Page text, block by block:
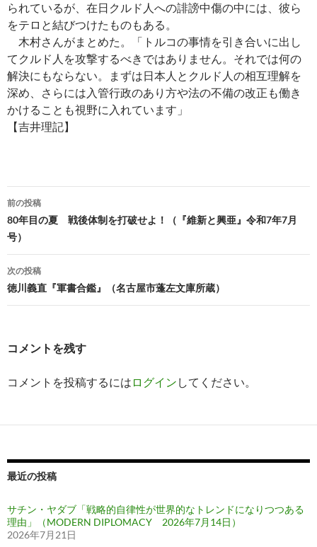
られているが、在日クルド人への誹謗中傷の中には、彼ら
をテロと結びつけたものもある。
木村さんがまとめた。「トルコの事情を引き合いに出し
てクルド人を攻撃するべきではありません。それでは何の
解決にもならない。まずは日本人とクルド人の相互理解を
深め、さらには入管行政のあり方や法の不備の改正も働き
かけることも視野に入れています」
【吉井理記】
投
稿
ナ
ビ
ゲ
シ
前の投稿
80年目の夏 戦後体制を打破せよ！（『維新と興亜』令和7年7月
号）
次の投稿
徳川義直『軍書合鑑』（名古屋市蓬左文庫所蔵）
コメントを残す
コメントを投稿するには ログイン してください。
最近の投稿
サチン・ヤダブ「戦略的自律性が世界的なトレンドになりつつある
理由」（MODERN DIPLOMACY 2026年7月14日）
2026年7月21日